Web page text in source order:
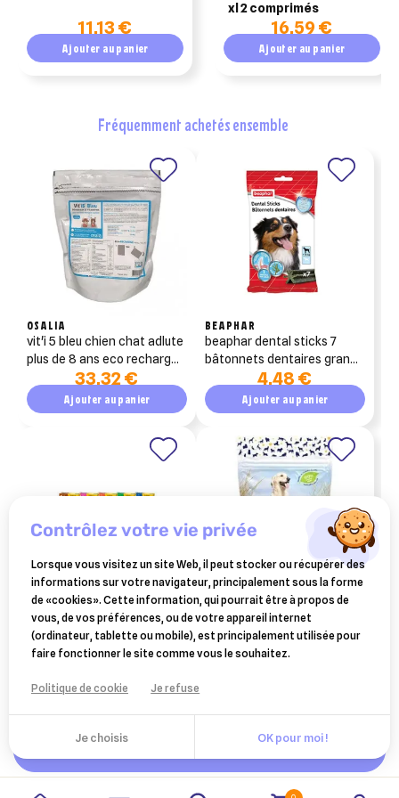
11,13 €
Ajouter au panier
xl 2 comprimés
16,59 €
Ajouter au panier
fréquemment achetés ensemble
OSALIA
vit'i 5 bleu chien chat adlute
plus de 8 ans eco recharge
33,32 €
Ajouter au panier
BEAPHAR
beaphar dental sticks 7
bâtonnets dentaires grands
4,48 €
Ajouter au panier
ELANCO ANIMAL
adtab elanco comprimé
pour chien contre les puces
et les tiques 3 cps (22 à 45
45 €
proden plaqueoff dental
croq' : friandises naturelles
pour une hygiène bucco-
dentaire optimale
11,68 €
contrôlez votre vie privée
Lorsque vous visitez un site Web, il peut stocker ou récupérer des
informations sur votre navigateur, principalement sous la forme
de «cookies». Cette information, qui pourrait être à propos de
vous, de vos préférences, ou de votre appareil internet
(ordinateur, tablette ou mobile), est principalement utilisée pour
faire fonctionner le site comme vous le souhaitez.
Politique de cookie Je refuse
Je choisis OK pour moi !